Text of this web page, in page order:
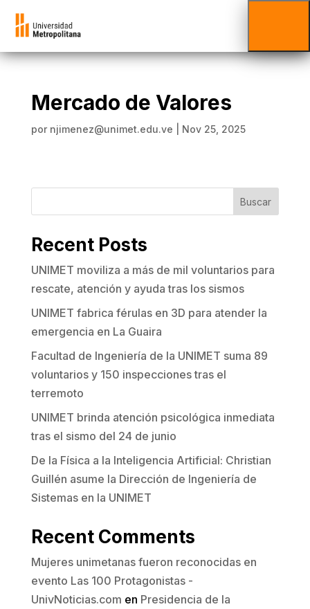
Mercado de Valores
por njimenez@unimet.edu.ve Nov 25, 2025
Buscar
Recent Posts
UNIMET moviliza a más de mil voluntarios para
rescate, atención y ayuda tras los sismos
UNIMET fabrica férulas en 3D para atender la
emergencia en La Guaira
Facultad de Ingeniería de la UNIMET suma 89
voluntarios y 150 inspecciones tras el
terremoto
UNIMET brinda atención psicológica inmediata
tras el sismo del 24 de junio
De la Física a la Inteligencia Artificial: Christian
Guillén asume la Dirección de Ingeniería de
Sistemas en la UNIMET
Recent Comments
Mujeres unimetanas fueron reconocidas en
evento Las 100 Protagonistas -
UnivNoticias.com en Presidencia de la